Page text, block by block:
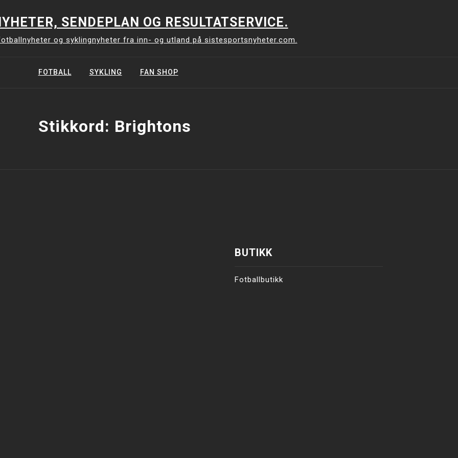
SENDEPLAN OG RESULTATSERVICE.
og syklingnyheter fra inn- og utland på sistesportsnyheter.com.
FOTBALL SYKLING FAN SHOP
Stikkord: Brightons
BUTIKK
Fotballbutikk